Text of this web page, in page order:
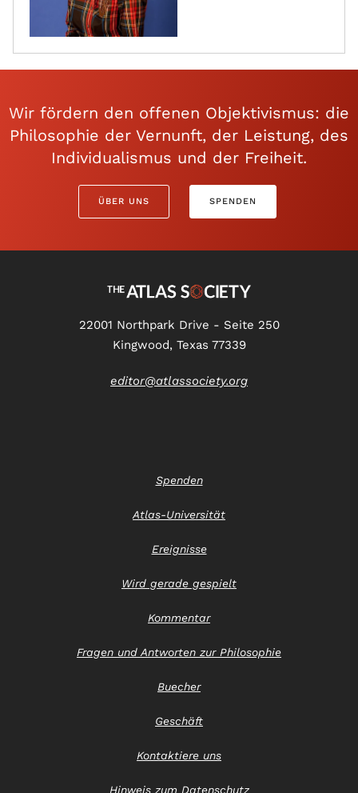
Wir fördern den offenen Objektivismus: die
Philosophie der Vernunft, der Leistung, des
Individualismus und der Freiheit.
ÜBER UNS SPENDEN
22001 Northpark Drive - Seite 250
Kingwood, Texas 77339
editor@atlassociety.org
Spenden
Atlas-Universität
Ereignisse
Wird gerade gespielt
Kommentar
Fragen und Antworten zur Philosophie
Buecher
Geschäft
Kontaktiere uns
Hinweis zum Datenschutz